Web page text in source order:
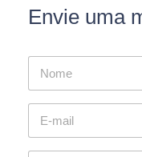
Envie uma
N
m
e
E
m